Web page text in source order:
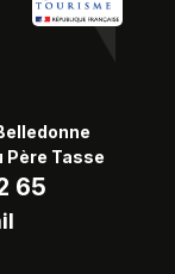
Père Tasse
65